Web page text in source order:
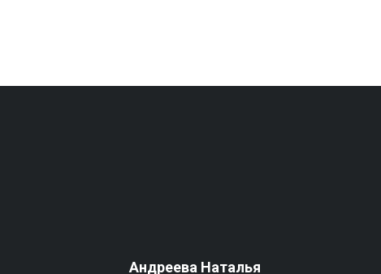
Андреева Наталья